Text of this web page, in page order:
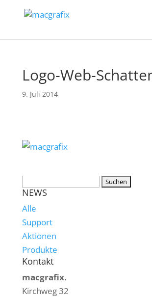
Logo-Web-
9. Juli 2014
NEWS
Alle
Support
Aktionen
Produkte
Kontakt
macgrafix.
Kirchweg 32